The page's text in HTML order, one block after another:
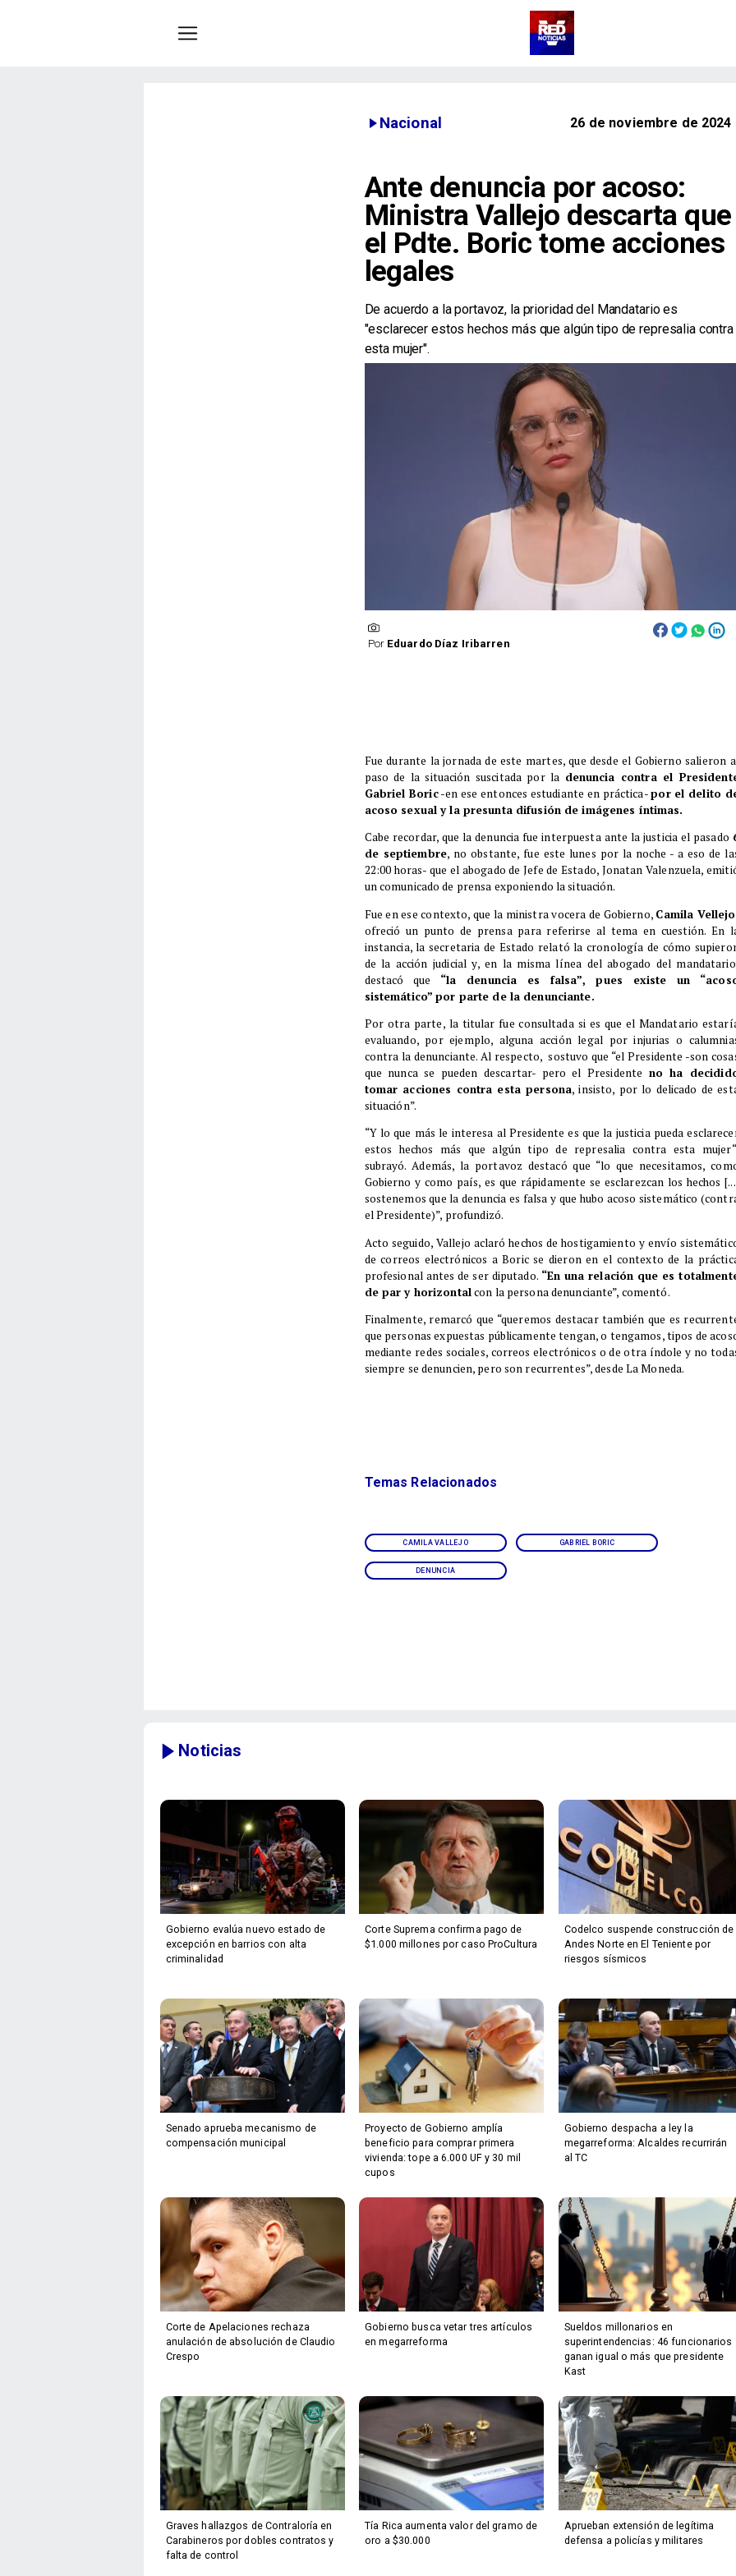
Nacional 26 de noviembre de 2024
Ante denuncia por acoso:
Ministra Vallejo descarta que
el Pdte. Boric tome acciones
legales
De acuerdo a la portavoz, la prioridad del Mandatario es
"esclarecer estos hechos más que algún tipo de represalia contra
esta mujer".
Por Eduardo Díaz Iribarren
Fue durante la jornada de este martes, que desde el Gobierno salieron
paso de la situación suscitada por la denuncia contra el
Gabriel Boric-en ese entonces estudiante en práctica-por el delito
acoso sexual y la presunta difusión de imágenes íntimas.
Cabe recordar, que la denuncia fue interpuesta ante la justicia el pasado
de septiembre, no obstante, fue este lunes por la noche - a eso de
22:00 horas- que el abogado de Jefe de Estado, Jonatan Valenzuela,
un comunicado de prensa exponiendo la situación.
Fue en ese contexto, que la ministra vocera de Gobierno, Camila Vellejo
ofreció un punto de prensa para referirse al tema en cuestión. En
instancia, la secretaria de Estado relató la cronología de cómo
de la acción judicial y, en la misma línea del abogado del
destacó que “la denuncia es falsa”, pues existe un
sistemático” por parte de la denunciante.
Por otra parte, la titular fue consultada si es que el Mandatario
evaluando, por ejemplo, alguna acción legal por injurias o
contra la denunciante. Al respecto, sostuvo que “el Presidente -son
que nunca se pueden descartar- pero el Presidente no ha
tomar acciones contra esta persona, insisto, por lo delicado de
situación”.
“Y lo que más le interesa al Presidente es que la justicia pueda
estos hechos más que algún tipo de represalia contra esta
subrayó. Además, la portavoz destacó que “lo que necesitamos,
Gobierno y como país, es que rápidamente se esclarezcan los hechos
sostenemos que la denuncia es falsa y que hubo acoso sistemático
el Presidente)”, profundizó.
Acto seguido, Vallejo aclaró hechos de hostigamiento y envío
de correos electrónicos a Boric se dieron en el contexto de la
profesional antes de ser diputado. “En una relación que es
de par y horizontalcon la persona denunciante”, comentó.
Finalmente, remarcó que “queremos destacar también que es
que personas expuestas públicamente tengan, o tengamos, tipos de
mediante redes sociales, correos electrónicos o de otra índole y no
siempre se denuncien, pero son recurrentes”, desde La Moneda.
CAMILA VALLEJO GABRIEL BORIC
DENUNCIA
Temas Relacionados
Noticias
Gobierno evalúa nuevo estado de
excepción en barrios con alta
criminalidad
Corte Suprema confirma pago de
$1.000 millones por caso ProCultura
Codelco suspende construcción de
Andes Norte en El Teniente por
riesgos sísmicos
Senado aprueba mecanismo de
compensación municipal
Proyecto de Gobierno amplía
beneficio para comprar primera
vivienda: tope a 6.000 UF y 30 mil
cupos
Gobierno despacha a ley la
megarreforma: Alcaldes recurrirán
al TC
Corte de Apelaciones rechaza
anulación de absolución de Claudio
Crespo
Gobierno busca vetar tres artículos
en megarreforma
Sueldos millonarios en
superintendencias: 46 funcionarios
ganan igual o más que presidente
Kast
Graves hallazgos de Contraloría en
Carabineros por dobles contratos y
falta de control
Tía Rica aumenta valor del gramo de
oro a $30.000
Aprueban extensión de legítima
defensa a policías y militares